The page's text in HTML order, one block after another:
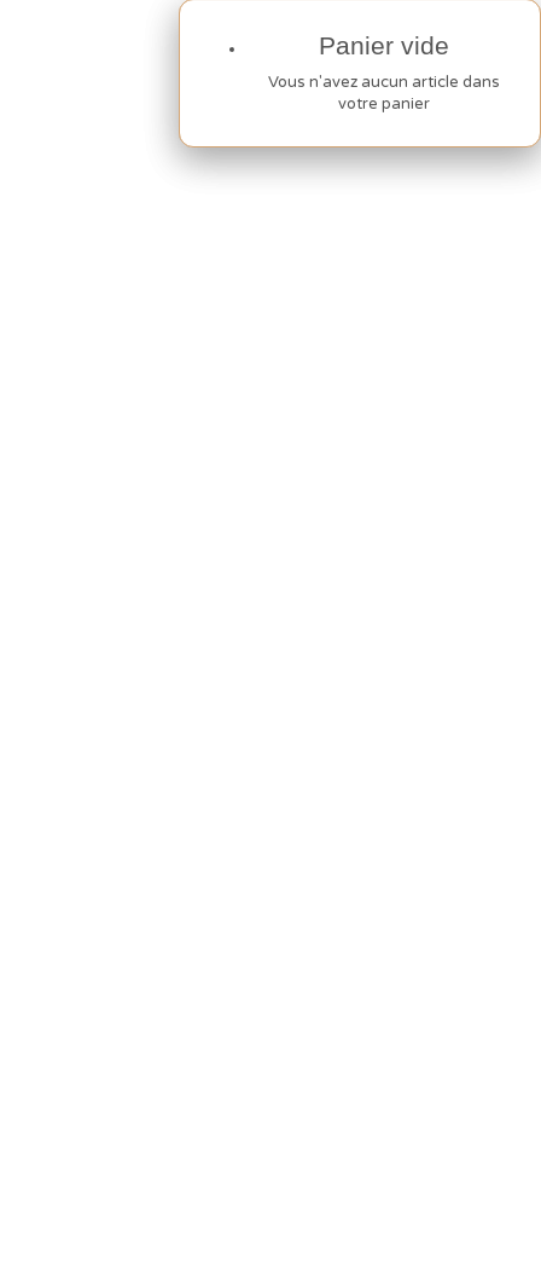
Panier vide
Vous n'avez aucun article dans
votre panier
Panier vide
Vous n'avez aucun article dans
votre panier